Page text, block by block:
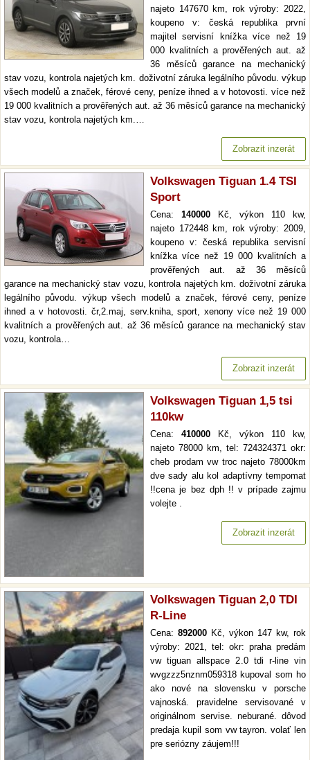
najeto 147670 km, rok výroby: 2022,
koupeno v: česká republika první
majitel servisní knížka více než 19
000 kvalitních a prověřených aut. až
36 měsíců garance na mechanický
stav vozu, kontrola najetých km. doživotní záruka legálního původu. výkup
všech modelů a značek, férové ceny, peníze ihned a v hotovosti. více než
19 000 kvalitních a prověřených aut. až 36 měsíců garance na mechanický
stav vozu, kontrola najetých km.…
Zobrazit inzerát
Volkswagen Tiguan 1.4 TSI
Sport
Cena: 140000 Kč, výkon 110 kw,
najeto 172448 km, rok výroby: 2009,
koupeno v: česká republika servisní
knížka více než 19 000 kvalitních a
prověřených aut. až 36 měsíců
garance na mechanický stav vozu, kontrola najetých km. doživotní záruka
legálního původu. výkup všech modelů a značek, férové ceny, peníze
ihned a v hotovosti. čr,2.maj, serv.kniha, sport, xenony více než 19 000
kvalitních a prověřených aut. až 36 měsíců garance na mechanický stav
vozu, kontrola…
Zobrazit inzerát
Volkswagen Tiguan 1,5 tsi
110kw
Cena: 410000 Kč, výkon 110 kw,
najeto 78000 km, tel: 724324371 okr:
cheb prodam vw troc najeto 78000km
dve sady alu kol adaptívny tempomat
!!cena je bez dph !! v prípade zajmu
volejte .
Zobrazit inzerát
Volkswagen Tiguan 2,0 TDI
R-Line
Cena: 892000 Kč, výkon 147 kw, rok
výroby: 2021, tel: okr: praha predám
vw tiguan allspace 2.0 tdi r-line vin
wvgzzz5nznm059318 kupoval som ho
ako nové na slovensku v porsche
vajnoská. pravidelne servisované v
originálnom servise. neburané. dôvod
predaja kupil som vw tayron. volať len
pre seriózny záujem!!!